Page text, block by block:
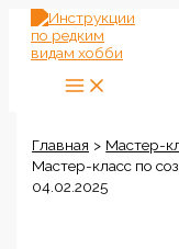
Перейти
содержимому
Главная
Мастер-
Мастер-класс по
04.02.2025